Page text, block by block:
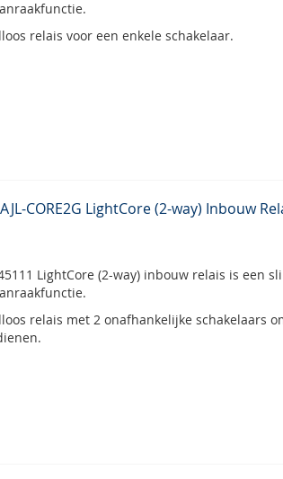
relais voor een enkele schakelaar.
CORE2G LightCore (2-way) Inbouw
LightCore (2-way) inbouw relais is een
relais met 2 onafhankelijke schakelaars